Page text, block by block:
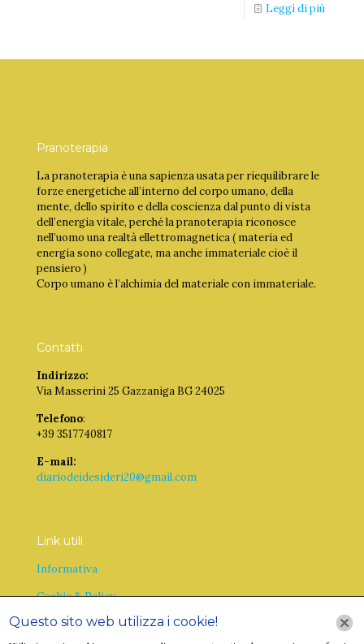
Leggi di più
Pranoterapia
La pranoterapia è una sapienza usata per riequilibrare le
forze energetiche all’interno del corpo umano, della
mente, dello spirito e della coscienza dal punto di vista
dell’energia vitale, perché la pranoterapia riconosce
nell’uomo una realtà ellettromagnetica ( materia ed
energia sono collegate, ma anche immateriale cioè il
pensiero )
Corpo umano è l’alchimia del materiale con immateriale.
Contatti
Indirizzo:
Via Masserini 25 Gazzaniga BG 24025
Telefono:
+39 3517740817
E-mail:
diariodeidesideri20@gmail.com
Link utili
Informativa
Cookie & Policy
Questo sito web utilizza i cookie!